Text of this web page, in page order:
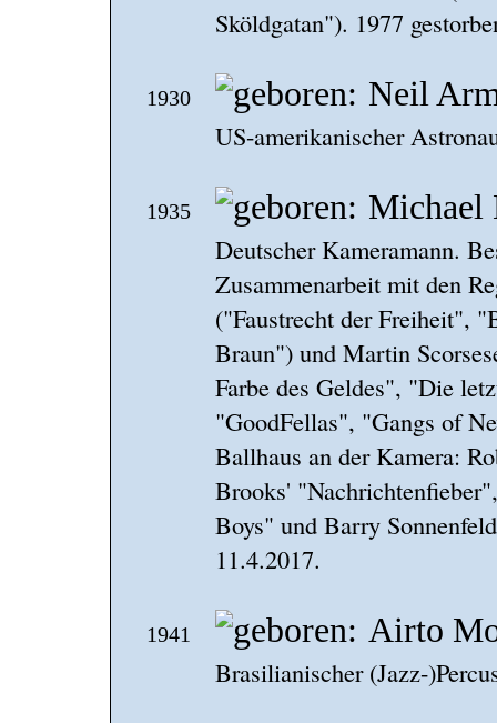
Sköldgatan"). 1977
1930 Neil
US-amerikanischer
1935 Michael
Deutscher Kameramann.
Zusammenarbeit mit den
("Faustrecht der Freiheit",
Braun") und Martin
Farbe des Geldes", "Die
"GoodFellas", "Gangs of
Ballhaus an der Kamera:
Brooks'
Boys" und Barry
11.4.2017.
1941 Airto
Brasilianischer (Jazz-